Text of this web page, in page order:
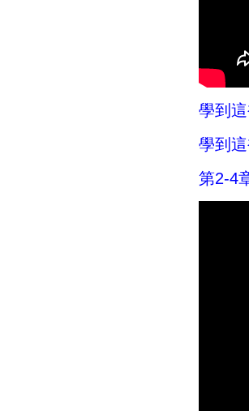
學到
學到
第2-4